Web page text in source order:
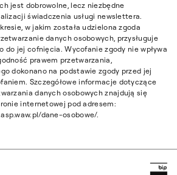
jest dobrowolne, lecz niezbędne
świadczenia usługi newslettera.
w jakim została udzielona zgoda
danych osobowych, przysługuje
do jej cofnięcia. Wycofanie zgody nie wpływa
prawem przetwarzania,
dokonano na podstawie zgody przed jej
Szczegółowe informacje dotyczące
danych osobowych znajdują się
internetowej pod adresem:
dane-osobowe/.